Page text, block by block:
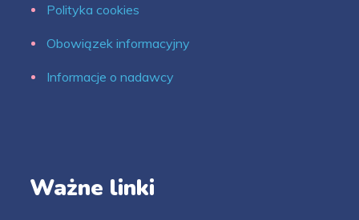
Polityka cookies
Obowiązek informacyjny
Informacje o nadawcy
Ważne linki